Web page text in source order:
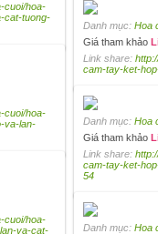
cuoi/hoa-
cat-tuong-
Danh mục: Hoa
Giá tham khảo
Link share:
cam-tay-ket-
cuoi/hoa-
va-lan-
Danh mục: Hoa
Giá tham khảo
Link share:
cam-tay-ket-
54
cuoi/hoa-
va-cat-
Danh mục: Hoa